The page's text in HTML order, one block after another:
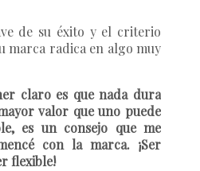
de su éxito y el criterio
marca radica en algo muy
claro es que nada dura
valor que uno puede
es un consejo que me
con la marca. ¡Ser
flexible!